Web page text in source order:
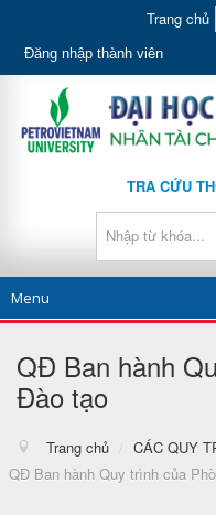
Trang chủ
Đăng nhập thành viên
TRA CỨU
Menu
QĐ Ban hành
Đào tạo
Trang chủ / CÁC QUY
QĐ Ban hành Quy trình của